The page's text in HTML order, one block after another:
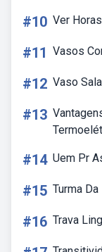
#10 Ver
#11 Vasos
#12 Vaso
#13
#14 Uem Pr
#15 Turma
#16 Trava